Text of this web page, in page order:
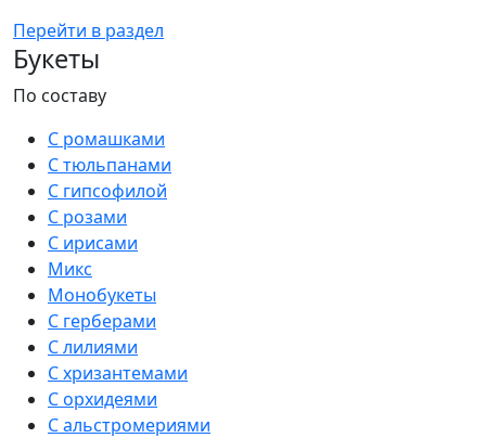
Перейти в раздел
Букеты
По составу
С ромашками
С тюльпанами
С гипсофилой
С розами
С ирисами
Микс
Монобукеты
С герберами
С лилиями
С хризантемами
С орхидеями
С альстромериями